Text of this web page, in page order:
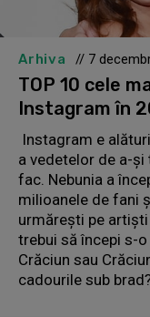
Arhiva // 7
TOP 10 cele
Instagram în
Instagram e
a vedetelor de a-
fac. Nebunia a
milioanele de fani
urmărești pe
trebui să începi s-
Crăciun sau
cadourile sub